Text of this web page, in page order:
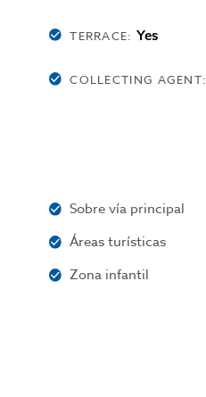
TERRACE: Yes
COLLECTING AGENT:
Sobre vía principal
Áreas turísticas
Zona infantil